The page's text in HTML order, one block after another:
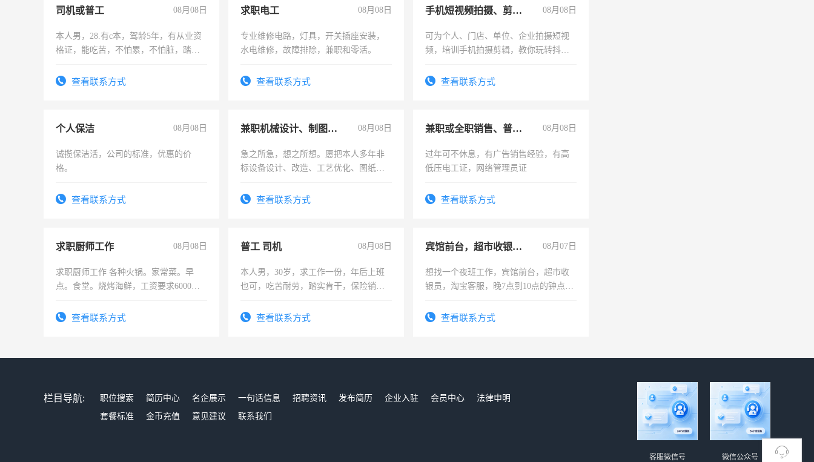
司机或普工 08月08日
本人男，28.有c本，驾龄5年，有从业资
格证，能吃苦，不怕累，不怕脏，踏
查看联系方式
求职电工 08月08日
专业维修电路，灯具，开关插座安装，
水电维修，故障排除，兼职和零活。
查看联系方式
手机短视频拍摄、剪辑、抖音快手 08月08日
可为个人、门店、单位、企业拍摄短视
频，培训手机拍摄剪辑，教你玩转抖音
频，培训手机拍摄剪辑，教你玩转抖
查看联系方式
个人保洁 08月08日
诚揽保洁活，公司的标准，优惠的价
格。
查看联系方式
兼职机械设计、制图、设备改造 08月08日
急之所急，想之所想。愿把本人多年非
标设备设计、改造、工艺优化、图纸制
结识有识之士，共享未来。
查看联系方式
兼职或全职销售、普工、维修 08月08日
过年可不休息，有广告销售经验，有高
低压电工证，网络管理员证
查看联系方式
求职厨师工作 08月08日
求职厨师工作 各种火锅。家常菜。早
点。食堂。烧烤海鲜，工资要求6000以
查看联系方式
普工 司机 08月08日
本人男，30岁，求工作一份，年后上班
也可，吃苦耐劳，踏实肯干，保险销售
查看联系方式
宾馆前台，超市收银员，淘宝客服 08月07日
想找一个夜班工作，宾馆前台，超市收
银员，淘宝客服，晚7点到10点的钟点
号同微信查看联系方式
栏目导航: 职位搜索 简历中心 名企展示 一句话信息 招聘资讯 发布简历 企业入驻 会员中心
法律申明
套餐标准
金币充值 意见建议 联系我们
微信公众号
客服微信号